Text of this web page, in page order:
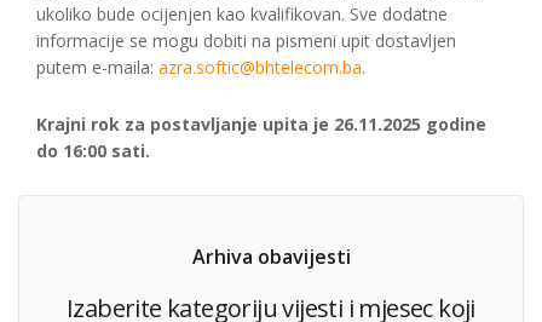
ukoliko bude ocijenjen kao kvalifikovan. Sve dodatne
informacije se mogu dobiti na pismeni upit dostavljen
putem e-maila: azra.softic@bhtelecom.ba.
Krajni rok za postavljanje upita je 26.11.2025 godine
do 16:00 sati.
Arhiva obavijesti
Izaberite kategoriju vijesti i mjesec koji